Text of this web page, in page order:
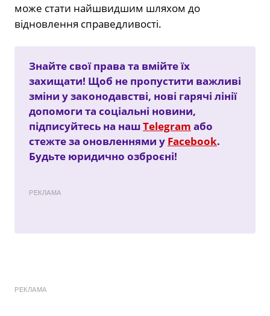
може стати найшвидшим шляхом до
відновлення справедливості.
Знайте свої права та вмійте їх
захищати! Щоб не пропустити важливі
зміни у законодавстві, нові гарячі лінії
допомоги та соціальні новини,
підписуйтесь на нашTelegram або
стежте за оновленнями у Facebook.
Будьте юридично озброєні!
РЕКЛАМА
РЕКЛАМА